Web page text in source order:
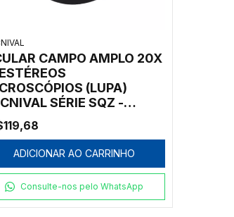
CAMPO AMPLO 20X
(LUPA)
SÉRIE SQZ -
SQZ
ADICIONAR AO CARRINHO
Consulte-nos pelo WhatsApp